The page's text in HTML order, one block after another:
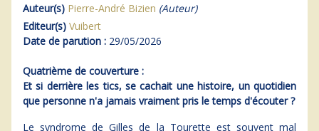
Auteur(s) Pierre-André Bizien (Auteur)
Editeur(s) Vuibert
Date de parution : 29/05/2026
Quatrième de couverture :
Et si derrière les tics, se cachait une histoire, un quotidien
que personne n'a jamais vraiment pris le temps d'écouter ?
Le syndrome de Gilles de la Tourette est souvent mal